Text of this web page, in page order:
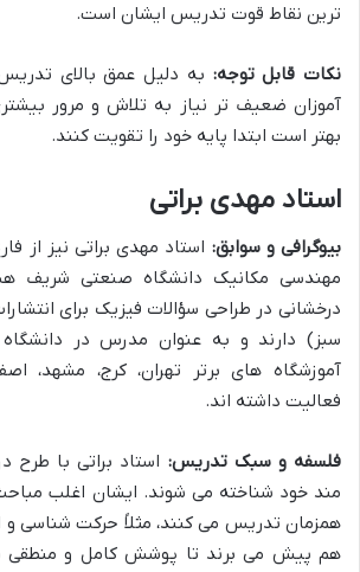
ترین نقاط قوت تدریس ایشان است.
نکات قابل توجه: به دلیل عمق بالای
آموزان ضعیف تر نیاز به تلاش و مرور
بهتر است ابتدا پایه خود را تقویت کنند.
استاد مهدی براتی
بیوگرافی و سوابق: استاد مهدی براتی نیز از
مهندسی مکانیک دانشگاه صنعتی شریف
درخشانی در طراحی سؤالات فیزیک برای
سبز) دارند و به عنوان مدرس در
آموزشگاه های برتر تهران، کرج، مشهد،
فعالیت داشته اند.
فلسفه و سبک تدریس: استاد براتی با
مند خود شناخته می شوند. ایشان اغلب
همزمان تدریس می کنند، مثلاً حرکت شناسی و
هم پیش می برند تا پوشش کامل و منطقی